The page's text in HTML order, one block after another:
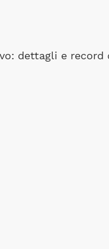
dettagli e